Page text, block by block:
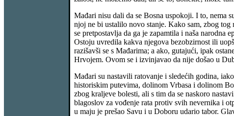
Mađari nisu dali da se Bosna uspokoji. I to, nema
njoj ne bi ustalilo novo stanje. Kako sam, zbog
se pretpostavlja da ga je zapamtila i naša narodna
Ostoju uvredila kakva njegova bezobzirnost ili
razišavši se s Mađarima; a ako, gutajući, ipak
Hrvojem. Ovom se i izvinjavao da nije došao u
Mađari su nastavili ratovanje i sledećih godina,
historiskim putevima, dolinom Vrbasa i dolinom
zbog kraljeve bolesti, ali s tim da se naskoro
blagoslov za vođenje rata protiv svih nevernika i
u maju je prešao Savu i u Doboru udario tabor.